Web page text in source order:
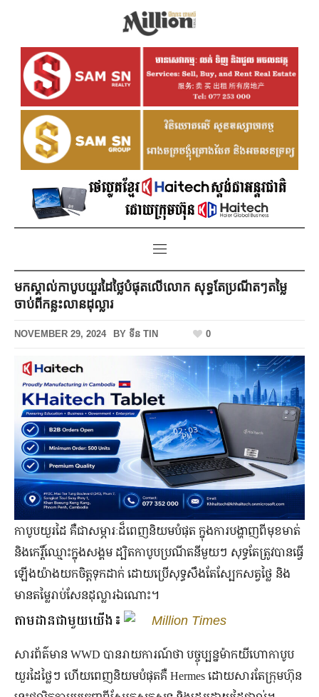
មកស្គាល់កាបូបយួរដៃថ្លៃបំផុតលើលោក សុទ្ធតែប្រណីតៗតម្លៃ
ចាប់ពីកន្លះលានដុល្លារ
NOVEMBER 29, 2024 BY ទីន TIN 0
កាបូបយួរដៃ គឺជាសម្ភារៈដ៏ពេញនិយមបំផុត ក្នុងការបង្ហាញពីមុខមាត់
និងកេរ្តិ៍ឈ្មោះក្នុងសង្គម ដ្បិតកាបូបប្រណីតនីមួយៗ សុទ្ធតែត្រូវបានធ្វើ
ឡើងយ៉ាងយកចិត្តទុកដាក់ ដោយប្រើសុទ្ធសឹងតែស្បែកសត្វថ្លៃ និង
មានតម្លៃរាប់សែនដុល្លារឯណោះ។
តាមដានជាមួយយើង៖ Million Times
សារព័ត៌មាន WWD បានរាយការណ៍ថា បច្ចុប្បន្នម៉ាកយីហោកាបូប
យួរដៃថ្លៃៗ ហើយពេញនិយមបំផុតគឺ Hermes ដោយសារតែក្រុមហ៊ុន